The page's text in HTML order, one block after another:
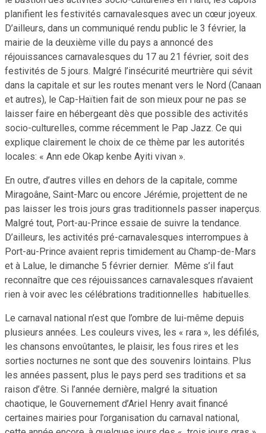
planifient les festivités carnavalesques avec un cœur joyeux.
D’ailleurs, dans un communiqué rendu public le 3 février, la
mairie de la deuxième ville du pays a annoncé des
réjouissances carnavalesques du 17 au 21 février, soit des
festivités de 5 jours. Malgré l’insécurité meurtrière qui sévit
dans la capitale et sur les routes menant vers le Nord (Canaan
et autres), le Cap-Haïtien fait de son mieux pour ne pas se
laisser faire en hébergeant dès que possible des activités
socio-culturelles, comme récemment le Pap Jazz. Ce qui
explique clairement le choix de ce thème par les autorités
locales: « Ann ede Okap kenbe Ayiti vivan ».
En outre, d’autres villes en dehors de la capitale, comme
Miragoâne, Saint-Marc ou encore Jérémie, projettent de ne
pas laisser les trois jours gras traditionnels passer inaperçus.
Malgré tout, Port-au-Prince essaie de suivre la tendance.
D’ailleurs, les activités pré-carnavalesques interrompues à
Port-au-Prince avaient repris timidement au Champ-de-Mars
et à Lalue, le dimanche 5 février dernier. Même s’il faut
reconnaître que ces réjouissances carnavalesques n’avaient
rien à voir avec les célébrations traditionnelles habituelles.
Le carnaval national n’est que l’ombre de lui-même depuis
plusieurs années. Les couleurs vives, les « rara », les défilés,
les chansons envoûtantes, le plaisir, les fous rires et les
sorties nocturnes ne sont que des souvenirs lointains. Plus
les années passent, plus le pays perd ses traditions et sa
raison d’être. Si l’année dernière, malgré la situation
chaotique, le Gouvernement d’Ariel Henry avait financé
certaines mairies pour l’organisation du carnaval national,